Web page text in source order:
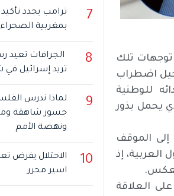
توجهات تلك
اضطراب
للوطنية
يحمل بذور
الموقف
إذ
العلاقة
7
ترامب يجدد
بمغربية الصحراء
8
الجرافات تعيد
تريد إسرائيل
9
لماذا ندرس
جسور شاهقة
ونهضة الأمم
10
الاحتلال يفرض
اسير محرر